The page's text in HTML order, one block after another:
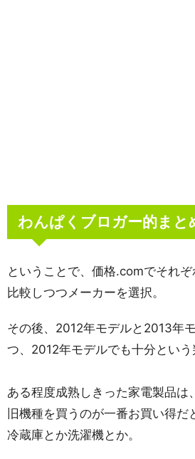
わんぱくブロガー的まと
ということで、価格.comでそれ
比較しつつメーカーを選択。
その後、2012年モデルと2013年
つ、2012年モデルでも十分という
ある程度成熟しきった家電製品は
旧機種を買うのが一番お買い得だ
冷蔵庫とか洗濯機とか。